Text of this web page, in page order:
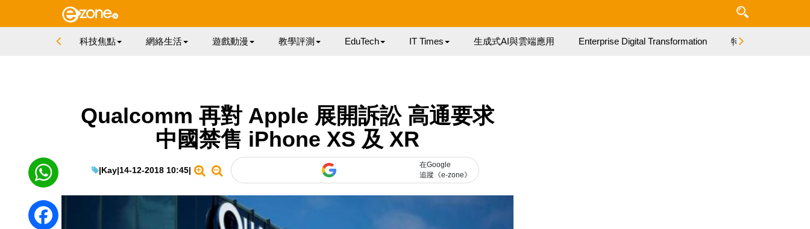
科技焦點 網絡生活 遊戲動漫 教學評測 EduTech IT Times 生成式AI與雲端應用 Enterprise Digital Transformation 特集
Qualcomm 再對 Apple 展開訴訟 高通要求
中國禁售 iPhone XS 及 XR
|Kay|14-12-2018 10:45|
在Google
追蹤《e-zone》
WhatsApp